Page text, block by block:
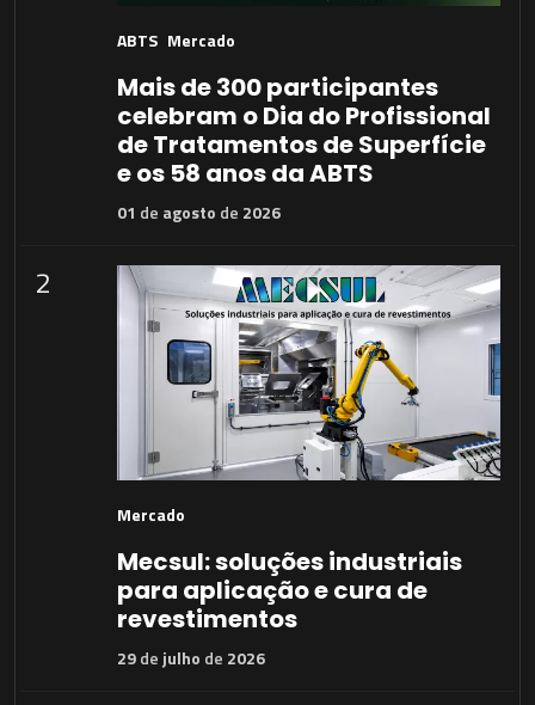
ABTS Mercado
Mais de 300 participantes
celebram o Dia do Profissional
de Tratamentos de Superfície
e os 58 anos da ABTS
01 de agosto de 2026
2
Mercado
Mecsul: soluções industriais
para aplicação e cura de
revestimentos
29dejulho de 2026